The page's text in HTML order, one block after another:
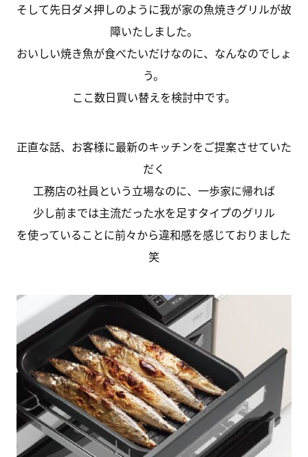
そして先日ダメ押しのように我が家の魚焼きグリルが故
障いたしました。
おいしい焼き魚が食べたいだけなのに、なんなのでしょ
う。
ここ数日買い替えを検討中です。
正直な話、お客様に最新のキッチンをご提案させていた
だく
工務店の社員という立場なのに、一歩家に帰れば
少し前までは主流だった水を足すタイプのグリル
を使っていることに前々から違和感を感じておりました
笑